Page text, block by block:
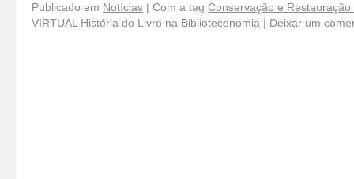
Publicado em Notícias | Com a tag Conservação e
VIRTUAL História do Livro na Biblioteconomia | Deixar um